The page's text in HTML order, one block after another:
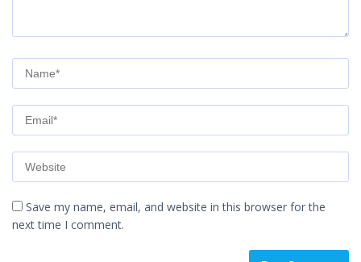
Save my name, email, and website in this browser for the
next time I comment.